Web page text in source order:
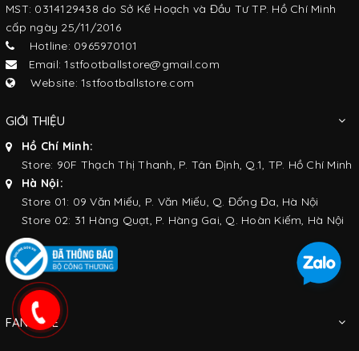
MST: 0314129438 do Sở Kế Hoạch và Đầu Tư TP. Hồ Chí Minh
cấp ngày 25/11/2016
Hotline: 0965970101
Email: 1stfootballstore@gmail.com
Website: 1stfootballstore.com
GIỚI THIỆU
Hồ Chí Minh:
Store: 90F Thạch Thị Thanh, P. Tân Định, Q.1, TP. Hồ Chí Minh
Hà Nội:
Store 01: 09 Văn Miếu, P. Văn Miếu, Q. Đống Đa, Hà Nội
Store 02: 31 Hàng Quạt, P. Hàng Gai, Q. Hoàn Kiếm, Hà Nội
FANPAGE